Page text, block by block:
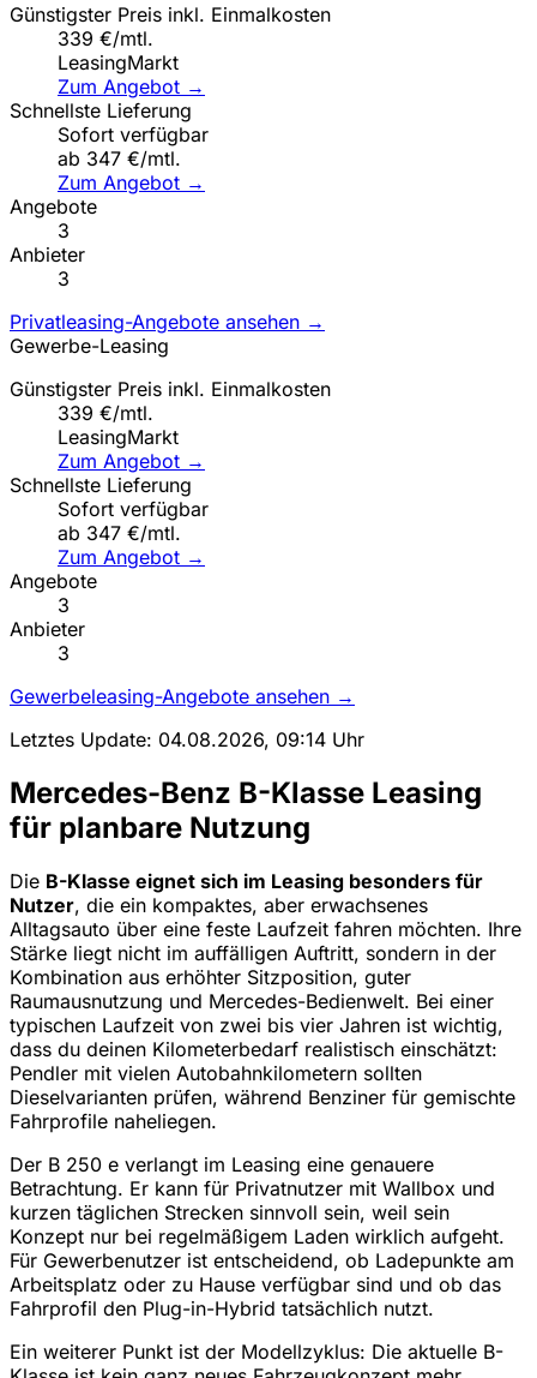
Günstigster Preis inkl. Einmalkosten
339 €/mtl.
LeasingMarkt
Zum Angebot →
Schnellste Lieferung
Sofort verfügbar
ab 347 €/mtl.
Zum Angebot →
Angebote
3
Anbieter
3
Privatleasing-Angebote ansehen →
Gewerbe-Leasing
Günstigster Preis inkl. Einmalkosten
339 €/mtl.
LeasingMarkt
Zum Angebot →
Schnellste Lieferung
Sofort verfügbar
ab 347 €/mtl.
Zum Angebot →
Angebote
3
Anbieter
3
Gewerbeleasing-Angebote ansehen →
Letztes Update: 04.08.2026, 09:14 Uhr
Mercedes-Benz B-Klasse Leasing
für planbare Nutzung
Die B-Klasse eignet sich im Leasing besonders für
Nutzer, die ein kompaktes, aber erwachsenes
Alltagsauto über eine feste Laufzeit fahren möchten. Ihre
Stärke liegt nicht im auffälligen Auftritt, sondern in der
Kombination aus erhöhter Sitzposition, guter
Raumausnutzung und Mercedes-Bedienwelt. Bei einer
typischen Laufzeit von zwei bis vier Jahren ist wichtig,
dass du deinen Kilometerbedarf realistisch einschätzt:
Pendler mit vielen Autobahnkilometern sollten
Dieselvarianten prüfen, während Benziner für gemischte
Fahrprofile naheliegen.
Der B 250 e verlangt im Leasing eine genauere
Betrachtung. Er kann für Privatnutzer mit Wallbox und
kurzen täglichen Strecken sinnvoll sein, weil sein
Konzept nur bei regelmäßigem Laden wirklich aufgeht.
Für Gewerbenutzer ist entscheidend, ob Ladepunkte am
Arbeitsplatz oder zu Hause verfügbar sind und ob das
Fahrprofil den Plug-in-Hybrid tatsächlich nutzt.
Ein weiterer Punkt ist der Modellzyklus: Die aktuelle B-